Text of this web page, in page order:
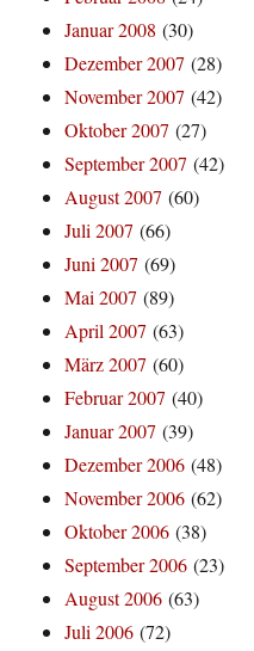
Januar 2008 (30)
Dezember 2007 (28)
November 2007 (42)
Oktober 2007 (27)
September 2007 (42)
August 2007 (60)
Juli 2007 (66)
Juni 2007 (69)
Mai 2007 (89)
April 2007 (63)
März 2007 (60)
Februar 2007 (40)
Januar 2007 (39)
Dezember 2006 (48)
November 2006 (62)
Oktober 2006 (38)
September 2006 (23)
August 2006 (63)
Juli 2006 (72)